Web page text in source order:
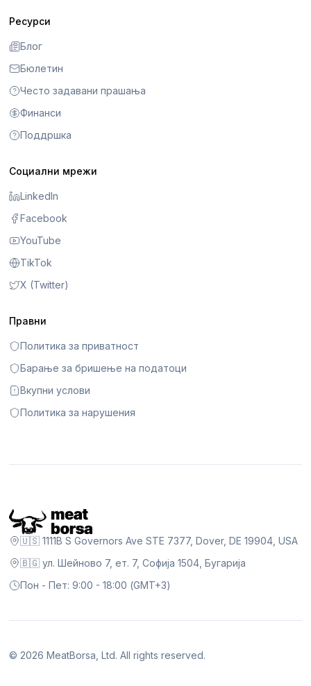
Ресурси
Блог
Бюлетин
Често задавани прашања
Финанси
Поддршка
Социални мрежи
LinkedIn
Facebook
YouTube
TikTok
X (Twitter)
Правни
Политика за приватност
Барање за бришење на податоци
Вкупни услови
Политика за нарушения
🇺🇸 1111B S Governors Ave STE 7377, Dover, DE 19904, USA
🇧🇬 ул. Шейново 7, ет. 7, Софија 1504, Бугарија
Пон - Пет: 9:00 - 18:00 (GMT+3)
© 2026 MeatBorsa, Ltd. All rights reserved.